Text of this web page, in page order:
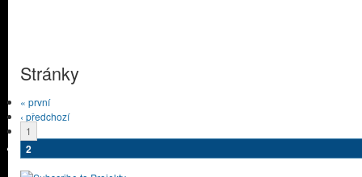
Stránky
« první
‹ předchozí
1
2